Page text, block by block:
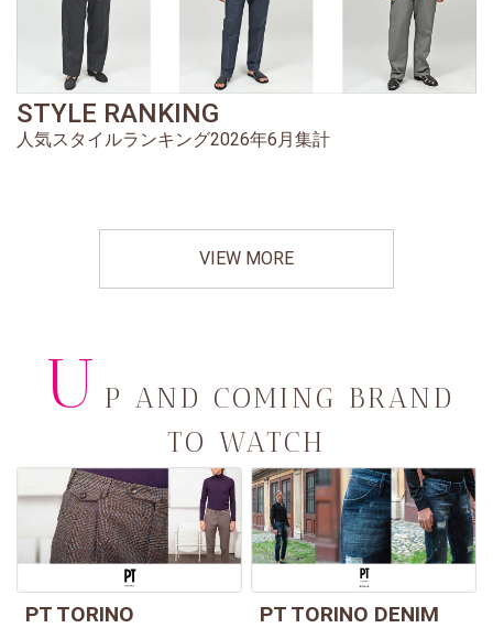
STYLE RANKING
人気スタイルランキング2026年6月集計
VIEW MORE
U P AND COMING BRAND
TO WATCH
PT TORINO PT TORINO DENIM